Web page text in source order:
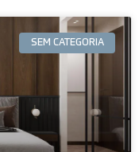
SEM CATEGORIA